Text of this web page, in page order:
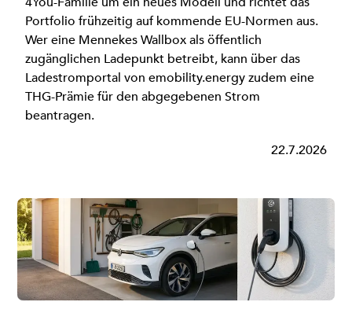
Portfolio frühzeitig auf kommende EU-Normen aus.
Wer eine Mennekes Wallbox als öffentlich
zugänglichen Ladepunkt betreibt, kann über das
Ladestromportal von emobility.energy zudem eine
THG-Prämie für den abgegebenen Strom
beantragen.
22.7.2026